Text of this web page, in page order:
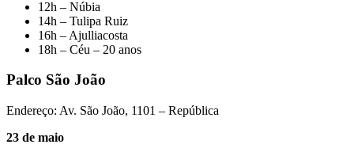
12h – Núbia
14h – Tulipa Ruiz
16h – Ajulliacosta
18h – Céu – 20 anos
Palco São João
Endereço: Av. São João, 1101 – República
23 de maio